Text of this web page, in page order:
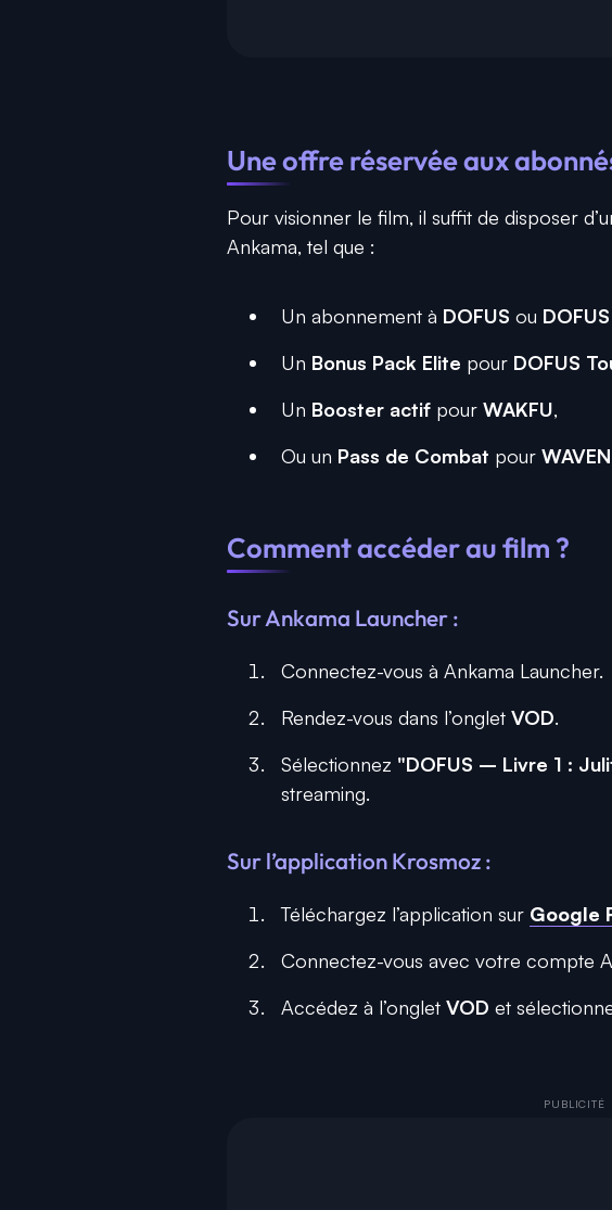
Une offre réservée aux
Pour visionner le film, il suffit de disposer
Ankama, tel que :
Un abonnement à DOFUS ou
Un Bonus Pack Elite pour DOFUS
Un Booster actif pour WAKFU,
Ou un Pass de Combat pour WAVEN
Comment accéder au film ?
Sur Ankama Launcher :
Connectez-vous à Ankama Launcher.
Rendez-vous dans l’onglet VOD.
Sélectionnez "DOFUS – Livre 1 :
streaming.
Sur l’application Krosmoz :
Téléchargez l’application sur Google
Connectez-vous avec votre compte
Accédez à l’onglet VOD et